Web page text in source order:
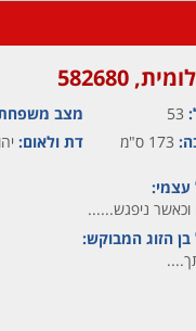
582680
53 מצב
173 ס"מ דת ולאום:
עצמי:
ניפגש......
בן הזוג המבוקש: